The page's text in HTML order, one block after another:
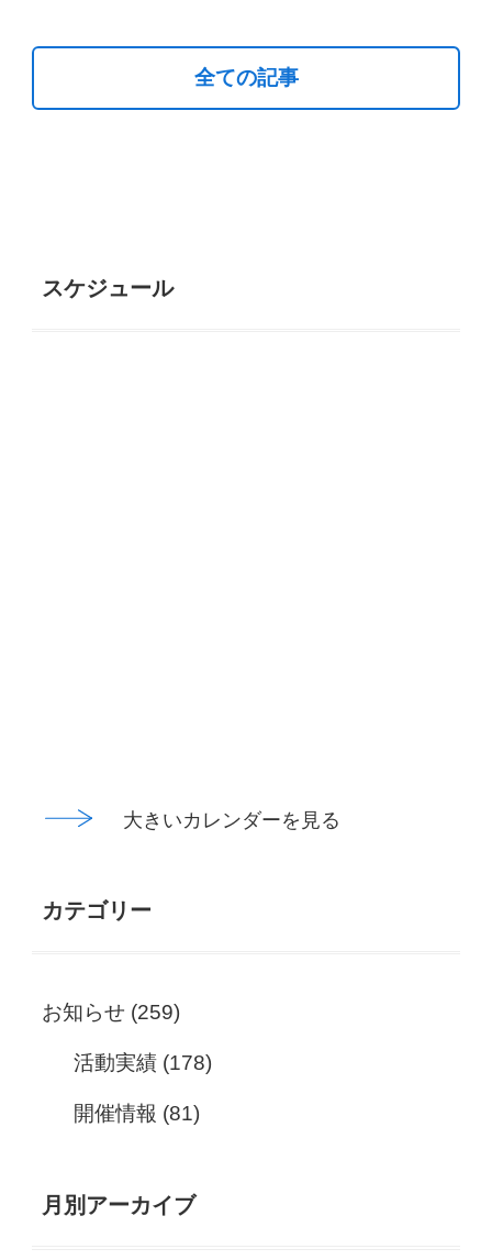
全ての記事
スケジュール
大きいカレンダーを見る
カテゴリー
お知らせ (259)
活動実績(178)
開催情報 (81)
月別アーカイブ